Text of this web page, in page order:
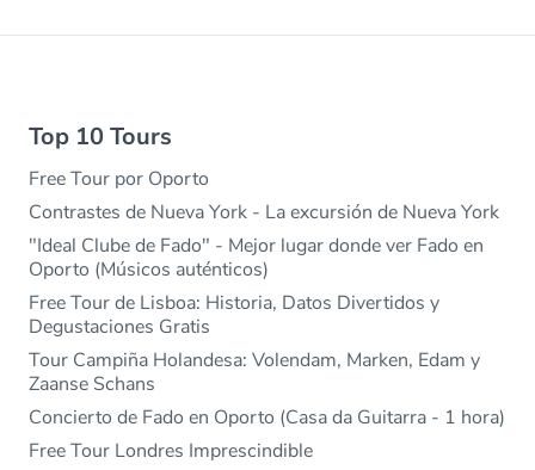
Top 10 Tours
Free Tour por Oporto
Contrastes de Nueva York - La excursión de Nueva York
"Ideal Clube de Fado" - Mejor lugar donde ver Fado en
Oporto (Músicos auténticos)
Free Tour de Lisboa: Historia, Datos Divertidos y
Degustaciones Gratis
Tour Campiña Holandesa: Volendam, Marken, Edam y
Zaanse Schans
Concierto de Fado en Oporto (Casa da Guitarra - 1 hora)
Free Tour Londres Imprescindible